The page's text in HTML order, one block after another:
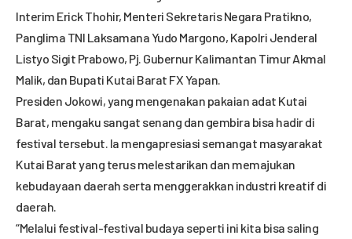
Interim Erick Thohir, Menteri Sekretaris Negara Pratikno,
Panglima TNI Laksamana Yudo Margono, Kapolri Jenderal
Listyo Sigit Prabowo, Pj. Gubernur Kalimantan Timur Akmal
Malik, dan Bupati Kutai Barat FX Yapan.
Presiden Jokowi, yang mengenakan pakaian adat Kutai
Barat, mengaku sangat senang dan gembira bisa hadir di
festival tersebut. Ia mengapresiasi semangat masyarakat
Kutai Barat yang terus melestarikan dan memajukan
kebudayaan daerah serta menggerakkan industri kreatif di
daerah.
“Melalui festival-festival budaya seperti ini kita bisa saling